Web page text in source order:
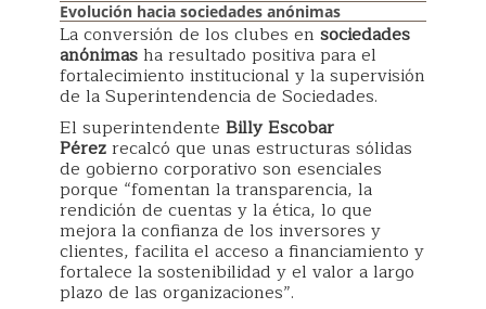
Evolución hacia sociedades anónimas
La conversión de los clubes en sociedades
anónimasha resultado positiva para el
fortalecimiento institucional y la supervisión
de la Superintendencia de Sociedades.
El superintendente Billy Escobar
Pérezrecalcó que unas estructuras sólidas
de gobierno corporativo son esenciales
porque “fomentan la transparencia, la
rendición de cuentas y la ética, lo que
mejora la confianza de los inversores y
clientes, facilita el acceso a financiamiento y
fortalece la sostenibilidad y el valor a largo
plazo de las organizaciones”.